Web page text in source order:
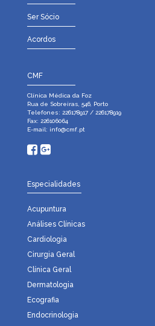
Ser Sócio
Acordos
CMF
Clínica Médica da Foz
Rua de Sobreiras, 546, Porto
Telefones: 226178917 / 226178919
Fax: 226106064
E-mail: info@cmf.pt
Especialidades
Acupuntura
Análises Clínicas
Cardiologia
Cirurgia Geral
Clínica Geral
Dermatologia
Ecografia
Endocrinologia